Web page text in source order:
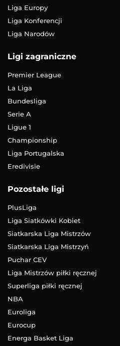
Liga Europy
Liga Konferencji
Liga Narodów
Ligi zagraniczne
Premier League
La Liga
Bundesliga
Serie A
Ligue 1
Championship
Liga Portugalska
Eredivisie
Pozostałe ligi
PlusLiga
Liga Siatkówki Kobiet
Siatkarska Liga Mistrzów
Siatkarska Liga Mistrzyń
Puchar CEV
Liga Mistrzów piłki ręcznej
Superliga piłki ręcznej
NBA
Euroliga
Eurocup
Energa Basket Liga